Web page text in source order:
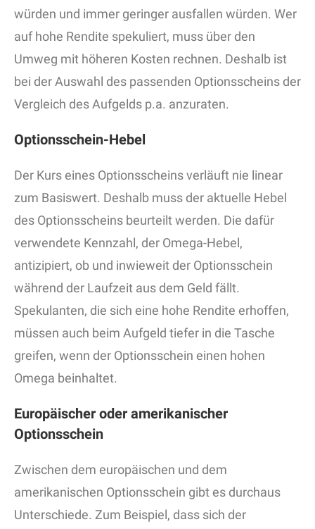
würden und immer geringer ausfallen würden. Wer
auf hohe Rendite spekuliert, muss über den
Umweg mit höheren Kosten rechnen. Deshalb ist
bei der Auswahl des passenden Optionsscheins der
Vergleich des Aufgelds p.a. anzuraten.
Optionsschein-Hebel
Der Kurs eines Optionsscheins verläuft nie linear
zum Basiswert. Deshalb muss der aktuelle Hebel
des Optionsscheins beurteilt werden. Die dafür
verwendete Kennzahl, der Omega-Hebel,
antizipiert, ob und inwieweit der Optionsschein
während der Laufzeit aus dem Geld fällt.
Spekulanten, die sich eine hohe Rendite erhoffen,
müssen auch beim Aufgeld tiefer in die Tasche
greifen, wenn der Optionsschein einen hohen
Omega beinhaltet.
Europäischer oder amerikanischer
Optionsschein
Zwischen dem europäischen und dem
amerikanischen Optionsschein gibt es durchaus
Unterschiede. Zum Beispiel, dass sich der